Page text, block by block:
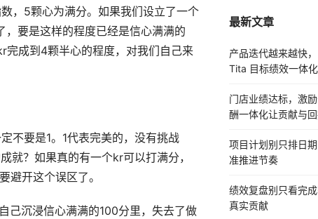
，5颗心为满分。如果我们设立了一个
要是这样的程度已经是信心满满的
完成到4颗半心的程度，对我们自己来
不要是1。1代表完美的，没有挑战
就？如果真的有一个kr可以打满分，
避开这个误区了。
己沉浸信心满满的100分里，失去了做
最新文章
产品迭代越来越快
Tita 目标绩效一体
门店业绩达标，激
酬一体化让贡献与
项目计划别只排日
准推进节奏
绩效复盘别只看完
真实贡献